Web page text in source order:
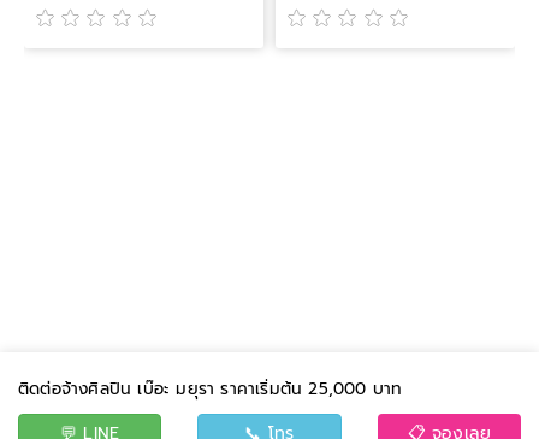
ติดต่อจ้างศิลปิน เบ๊อะ มยุรา ราคาเริ่มต้น 25,000 บาท
💬 LINE
📞 โทร 📋 จองเลย